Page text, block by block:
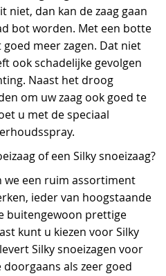
niet, dan kan de zaag gaan
bot worden. Met een botte
meer zagen. Dat niet
ook schadelijke gevolgen
Naast het droog
om uw zaag ook goed te
u met de speciaal
of een Silky snoeizaag?
we een ruim assortiment
ieder van hoogstaande
buitengewoon prettige
kunt u kiezen voor Silky
Silky snoeizagen voor
als zeer goed